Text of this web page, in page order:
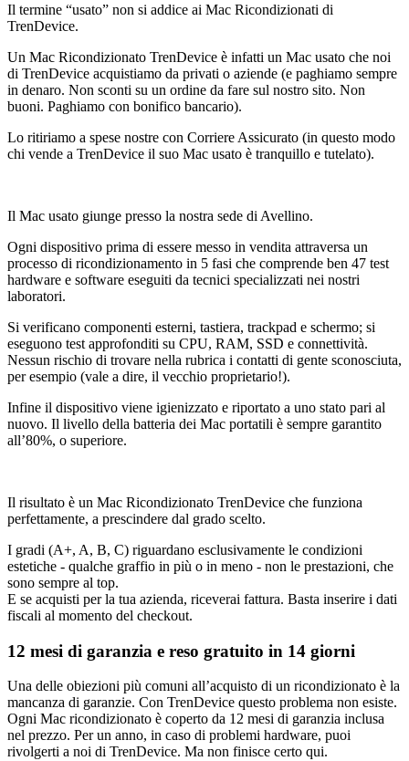
Il termine “usato” non si addice ai Mac Ricondizionati di
TrenDevice.
Un Mac Ricondizionato TrenDevice è infatti un Mac usato che noi
di TrenDevice acquistiamo da privati o aziende (e paghiamo sempre
in denaro. Non sconti su un ordine da fare sul nostro sito. Non
buoni. Paghiamo con bonifico bancario).
Lo ritiriamo a spese nostre con Corriere Assicurato (in questo modo
chi vende a TrenDevice il suo Mac usato è tranquillo e tutelato).
Il Mac usato giunge presso la nostra sede di Avellino.
Ogni dispositivo prima di essere messo in vendita attraversa un
processo di ricondizionamento in 5 fasi che comprende ben 47 test
hardware e software eseguiti da tecnici specializzati nei nostri
laboratori.
Si verificano componenti esterni, tastiera, trackpad e schermo; si
eseguono test approfonditi su CPU, RAM, SSD e connettività.
Nessun rischio di trovare nella rubrica i contatti di gente sconosciuta,
per esempio (vale a dire, il vecchio proprietario!).
Infine il dispositivo viene igienizzato e riportato a uno stato pari al
nuovo. Il livello della batteria dei Mac portatili è sempre garantito
all’80%, o superiore.
Il risultato è un Mac Ricondizionato TrenDevice che funziona
perfettamente, a prescindere dal grado scelto.
I gradi (A+, A, B, C) riguardano esclusivamente le condizioni
estetiche - qualche graffio in più o in meno - non le prestazioni, che
sono sempre al top.
E se acquisti per la tua azienda, riceverai fattura. Basta inserire i dati
fiscali al momento del checkout.
12 mesi di garanzia e reso gratuito in 14 giorni
Una delle obiezioni più comuni all’acquisto di un ricondizionato è la
mancanza di garanzie. Con TrenDevice questo problema non esiste.
Ogni Mac ricondizionato è coperto da 12 mesi di garanzia inclusa
nel prezzo. Per un anno, in caso di problemi hardware, puoi
rivolgerti a noi di TrenDevice. Ma non finisce certo qui.